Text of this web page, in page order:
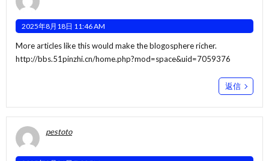
2025年8月18日 11:46 AM
More articles like this would make the blogosphere richer.
http://bbs.51pinzhi.cn/home.php?mod=space&uid=7059376
返信
pestoto